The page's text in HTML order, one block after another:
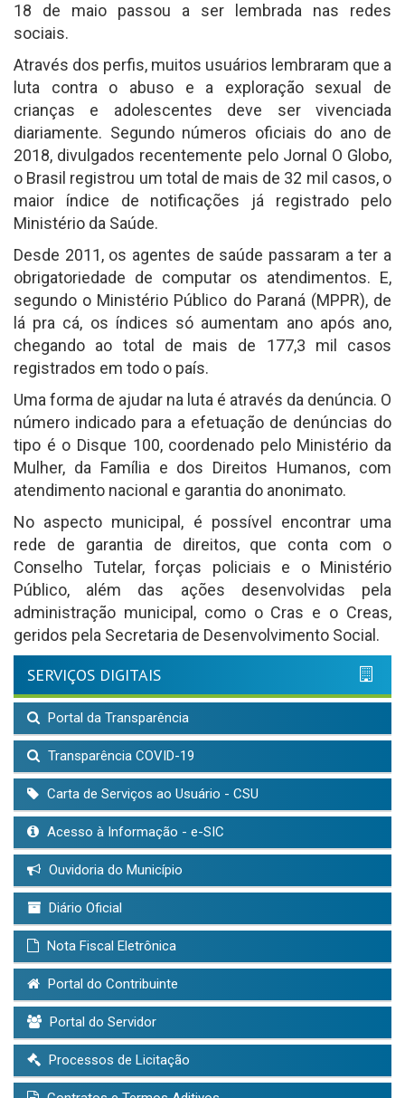
18 de maio passou a ser lembrada nas redes
sociais.
Através dos perfis, muitos usuários lembraram que a
luta contra o abuso e a exploração sexual de
crianças e adolescentes deve ser vivenciada
diariamente. Segundo números oficiais do ano de
2018, divulgados recentemente pelo Jornal O Globo,
o Brasil registrou um total de mais de 32 mil casos, o
maior índice de notificações já registrado pelo
Ministério da Saúde.
Desde 2011, os agentes de saúde passaram a ter a
obrigatoriedade de computar os atendimentos. E,
segundo o Ministério Público do Paraná (MPPR), de
lá pra cá, os índices só aumentam ano após ano,
chegando ao total de mais de 177,3 mil casos
registrados em todo o país.
Uma forma de ajudar na luta é através da denúncia. O
número indicado para a efetuação de denúncias do
tipo é o Disque 100, coordenado pelo Ministério da
Mulher, da Família e dos Direitos Humanos, com
atendimento nacional e garantia do anonimato.
No aspecto municipal, é possível encontrar uma
rede de garantia de direitos, que conta com o
Conselho Tutelar, forças policiais e o Ministério
Público, além das ações desenvolvidas pela
administração municipal, como o Cras e o Creas,
geridos pela Secretaria de Desenvolvimento Social.
SERVIÇOS DIGITAIS
Portal da Transparência
Transparência COVID-19
Carta de Serviços ao Usuário - CSU
Acesso à Informação - e-SIC
Ouvidoria do Município
Diário Oficial
Nota Fiscal Eletrônica
Portal do Contribuinte
Portal do Servidor
Processos de Licitação